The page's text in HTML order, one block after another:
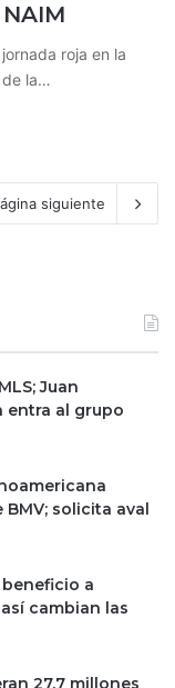
roja en la
de la…
siguiente
Juan
entra al grupo
solicita aval
a
cambian las
27.7 millones